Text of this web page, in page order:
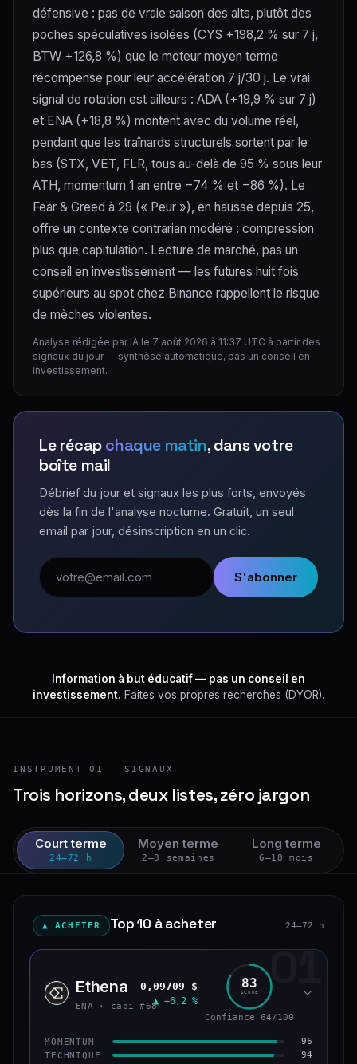
défensive : pas de vraie saison des alts, plutôt des
poches spéculatives isolées (CYS +198,2 % sur 7 j,
BTW +126,8 %) que le moteur moyen terme
récompense pour leur accélération 7 j/30 j. Le vrai
signal de rotation est ailleurs : ADA (+19,9 % sur 7 j)
et ENA (+18,8 %) montent avec du volume réel,
pendant que les traînards structurels sortent par le
bas (STX, VET, FLR, tous au-delà de 95 % sous leur
ATH, momentum 1 an entre −74 % et −86 %). Le
Fear & Greed à 29 (« Peur »), en hausse depuis 25,
offre un contexte contrarian modéré : compression
plus que capitulation. Lecture de marché, pas un
conseil en investissement — les futures huit fois
supérieurs au spot chez Binance rappellent le risque
de mèches violentes.
Analyse rédigée par IA le 7 août 2026 à 11:37 UTC à partir des
signaux du jour — synthèse automatique, pas un conseil en
investissement.
Le récapchaque matin, dans votre
boîte mail
Débrief du jour et signaux les plus forts, envoyés
dès la fin de l'analyse nocturne. Gratuit, un seul
email par jour, désinscription en un clic.
Adresse email
S'abonner
Information à but éducatif — pas un conseil en
investissement. Faites vos propres recherches (DYOR).
INSTRUMENT 01 — SIGNAUX
Trois horizons, deux listes, zéro jargon
Court terme
24–72 h
Moyen terme
2–8 semaines
Long terme
6–18 mois
▲ ACHETER Top 10 à acheter 24–72 h
01
ENA Ethena
ENA · capi #68
0,09709 $
▲ +6,2 %
83
SCORE
Confiance 64/100
MOMENTUM 96
TECHNIQUE 94